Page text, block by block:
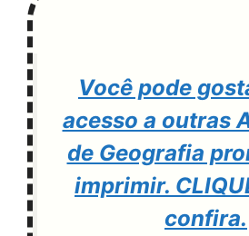
Você pode
acesso a outras
de Geografia
imprimir.
confira.